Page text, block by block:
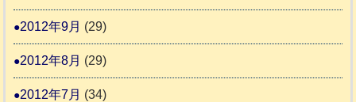
2012年9月 (29)
2012年8月 (29)
2012年7月 (34)